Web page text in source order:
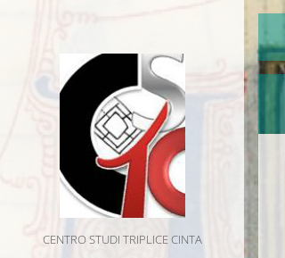
CENTRO STUDI TRIPLICE CINTA